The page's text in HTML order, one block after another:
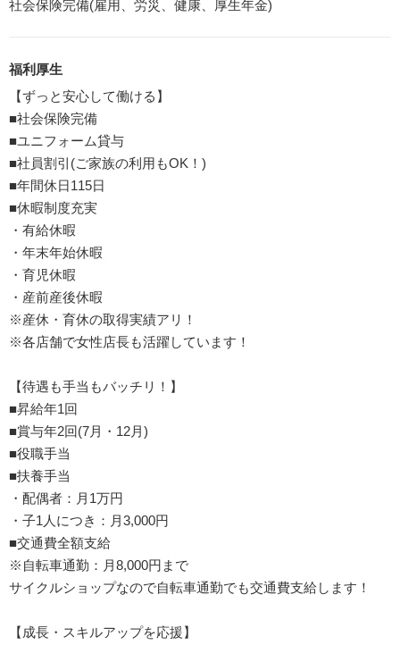
社会保険完備(雇用、労災、健康、厚生年金)
福利厚生
【ずっと安心して働ける】
■社会保険完備
■ユニフォーム貸与
■社員割引(ご家族の利用もOK！)
■年間休日115日
■休暇制度充実
・有給休暇
・年末年始休暇
・育児休暇
・産前産後休暇
※産休・育休の取得実績アリ！
※各店舗で女性店長も活躍しています！
【待遇も手当もバッチリ！】
■昇給年1回
■賞与年2回(7月・12月)
■役職手当
■扶養手当
・配偶者：月1万円
・子1人につき：月3,000円
■交通費全額支給
※自転車通勤：月8,000円まで
サイクルショップなので自転車通勤でも交通費支給します！
【成長・スキルアップを応援】